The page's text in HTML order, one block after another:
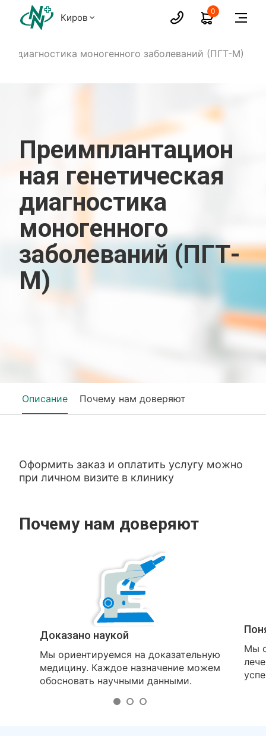
Киров
0
диагностика моногенного заболеваний (ПГТ-М)
Преимплантацион
ная генетическая
диагностика
моногенного
заболеваний (ПГТ-
М)
Описание Почему нам доверяют
Оформить заказ и оплатить услугу можно
при личном визите в клинику
Почему нам доверяют
Доказано наукой
Мы ориентируемся на доказательную
медицину. Каждое назначение можем
обосновать научными данными.
Мы